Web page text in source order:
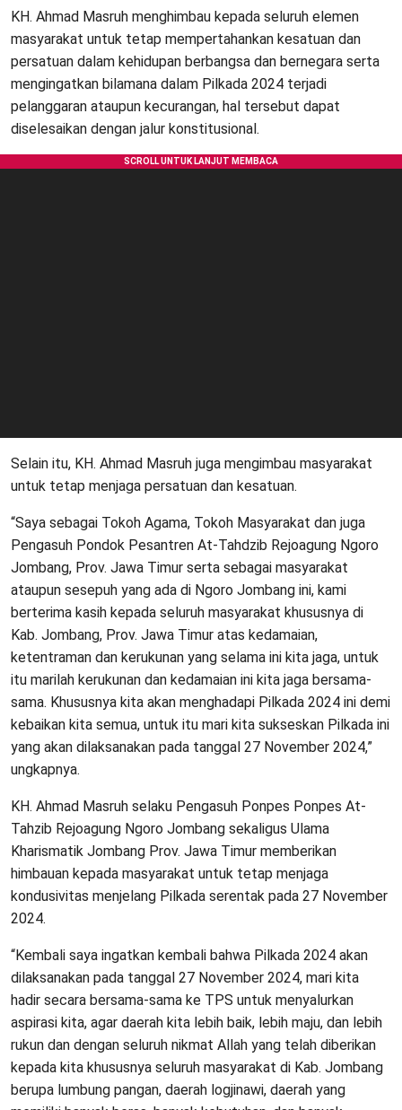
KH. Ahmad Masruh menghimbau kepada seluruh elemen
masyarakat untuk tetap mempertahankan kesatuan dan
persatuan dalam kehidupan berbangsa dan bernegara serta
mengingatkan bilamana dalam Pilkada 2024 terjadi
pelanggaran ataupun kecurangan, hal tersebut dapat
diselesaikan dengan jalur konstitusional.
Selain itu, KH. Ahmad Masruh juga mengimbau masyarakat
untuk tetap menjaga persatuan dan kesatuan.
“Saya sebagai Tokoh Agama, Tokoh Masyarakat dan juga
Pengasuh Pondok Pesantren At-Tahdzib Rejoagung Ngoro
Jombang, Prov. Jawa Timur serta sebagai masyarakat
ataupun sesepuh yang ada di Ngoro Jombang ini, kami
berterima kasih kepada seluruh masyarakat khususnya di
Kab. Jombang, Prov. Jawa Timur atas kedamaian,
ketentraman dan kerukunan yang selama ini kita jaga, untuk
itu marilah kerukunan dan kedamaian ini kita jaga bersama-
sama. Khususnya kita akan menghadapi Pilkada 2024 ini demi
kebaikan kita semua, untuk itu mari kita sukseskan Pilkada ini
yang akan dilaksanakan pada tanggal 27 November 2024,”
ungkapnya.
KH. Ahmad Masruh selaku Pengasuh Ponpes Ponpes At-
Tahzib Rejoagung Ngoro Jombang sekaligus Ulama
Kharismatik Jombang Prov. Jawa Timur memberikan
himbauan kepada masyarakat untuk tetap menjaga
kondusivitas menjelang Pilkada serentak pada 27 November
2024.
“Kembali saya ingatkan kembali bahwa Pilkada 2024 akan
dilaksanakan pada tanggal 27 November 2024, mari kita
hadir secara bersama-sama ke TPS untuk menyalurkan
aspirasi kita, agar daerah kita lebih baik, lebih maju, dan lebih
rukun dan dengan seluruh nikmat Allah yang telah diberikan
kepada kita khususnya seluruh masyarakat di Kab. Jombang
berupa lumbung pangan, daerah logjinawi, daerah yang